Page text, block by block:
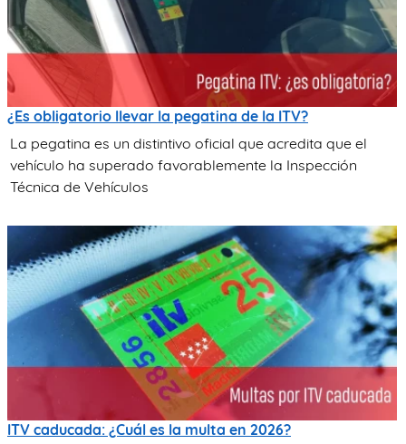
¿Es obligatorio llevar la pegatina de la ITV?
La pegatina es un distintivo oficial que acredita que el
vehículo ha superado favorablemente la Inspección
Técnica de Vehículos
ITV caducada: ¿Cuál es la multa en 2026?